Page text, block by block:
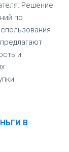
Решение
по
и
В